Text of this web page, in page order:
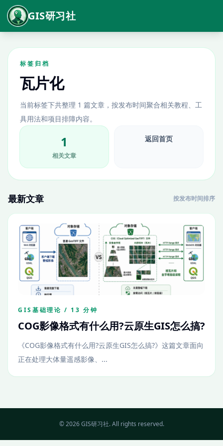
GIS研习社
标签归档
瓦片化
当前标签下共整理 1 篇文章，按发布时间聚合相关教程、工
具用法和项目排障内容。
1
相关文章
返回首页
最新文章 按发布时间排序
GIS基础理论 / 13 分钟
COG影像格式有什么用?云原生GIS怎么搞?
《COG影像格式有什么用?云原生GIS怎么搞?》这篇文章面向
正在处理大体量遥感影像、...
© 2026 GIS研习社. All rights reserved.